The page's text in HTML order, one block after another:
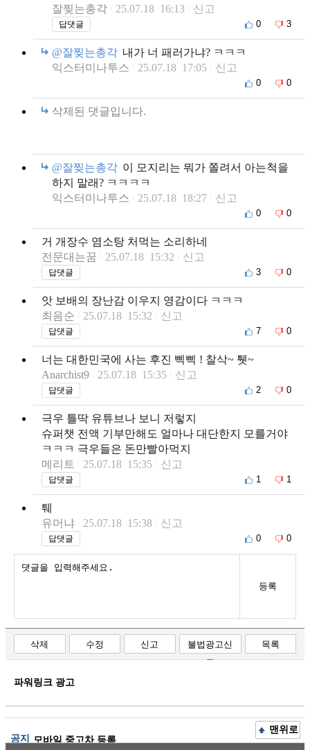
잘찢는총각
25.07.18 16:13 신고
답댓글 0 3
@잘찢는총각 내가 너 패러가냐? ㅋㅋㅋ
익스터미나투스
25.07.18 17:05 신고
0 0
삭제된 댓글입니다.
@잘찢는총각 이 모지리는 뭐가 쫄려서 아는척을
하지 말래? ㅋㅋㅋㅋ
익스터미나투스
25.07.18 18:27 신고
0 0
거 개장수 염소탕 처먹는 소리하네
전문대는꿈
25.07.18 15:32 신고
답댓글 3 0
앗 보배의 장난감 이우지 영감이다 ㅋㅋㅋ
최음순
25.07.18 15:32 신고
답댓글 7 0
너는 대한민국에 사는 후진 삑삑 ! 찰삭~ 퉷~
Anarchist9
25.07.18 15:35 신고
답댓글 2 0
극우 틀딱 유튜브나 보니 저렇지
슈퍼챗 전액 기부만해도 얼마나 대단한지 모를거야
ㅋㅋㅋ 극우들은 돈만빨아먹지
메리트
25.07.18 15:35 신고
답댓글 1 1
퉤
유머냐
25.07.18 15:38 신고
답댓글 0 0
등록
삭제 수정 신고
불법광고신
고
목록
파워링크 광고
공지 모바일 중고차 등록
맨위로